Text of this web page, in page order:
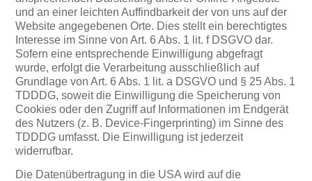
und an einer leichten Auffindbarkeit der von uns auf der
Website angegebenen Orte. Dies stellt ein berechtigtes
Interesse im Sinne von Art. 6 Abs. 1 lit. f DSGVO dar.
Sofern eine entsprechende Einwilligung abgefragt
wurde, erfolgt die Verarbeitung ausschließlich auf
Grundlage von Art. 6 Abs. 1 lit. a DSGVO und § 25 Abs. 1
TDDDG, soweit die Einwilligung die Speicherung von
Cookies oder den Zugriff auf Informationen im Endgerät
des Nutzers (z. B. Device-Fingerprinting) im Sinne des
TDDDG umfasst. Die Einwilligung ist jederzeit
widerrufbar.
Die Datenübertragung in die USA wird auf die